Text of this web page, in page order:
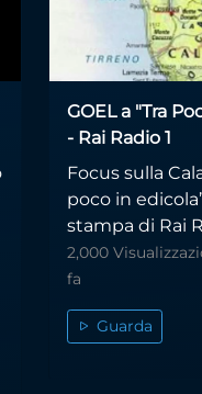
GOEL a "Tra
- Rai Radio 1
Focus sulla
poco in
stampa di Rai
2,000
fa
Guarda